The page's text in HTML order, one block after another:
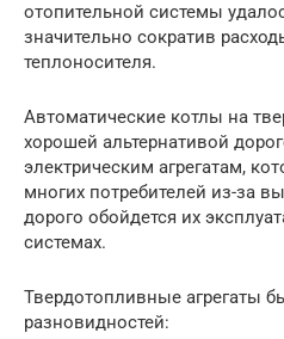
отопительной системы
значительно сократив
теплоносителя.
Автоматические котлы на
хорошей альтернативой
электрическим агрегатам,
многих потребителей из-за
дорого обойдется их
системах.
Твердотопливные агрегаты
разновидностей: